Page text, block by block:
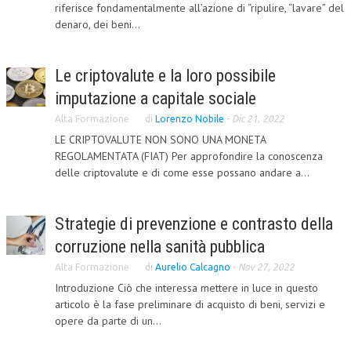
CODICE ETICO
COLLABORA CON NOI
ECONOMIA
ECONOMIA DELL’ARTE
HUMAN RESOURCES
RISORSE UMANE
TREASURY IN FINANCIAL SERVICES
riferisce fondamentalmente all’azione di “ripulire, “lavare” del
denaro, dei beni...
Le criptovalute e la loro possibile
imputazione a capitale sociale
Alta Formazione di Lorenzo Nobile - Dic 21, 2022
LE CRIPTOVALUTE NON SONO UNA MONETA
REGOLAMENTATA (FIAT) Per approfondire la conoscenza
delle criptovalute e di come esse possano andare a...
Strategie di prevenzione e contrasto della
corruzione nella sanità pubblica
Alta Formazione di Aurelio Calcagno - Nov 27, 2022
Introduzione Ciò che interessa mettere in luce in questo
articolo è la fase preliminare di acquisto di beni, servizi e
opere da parte di un...